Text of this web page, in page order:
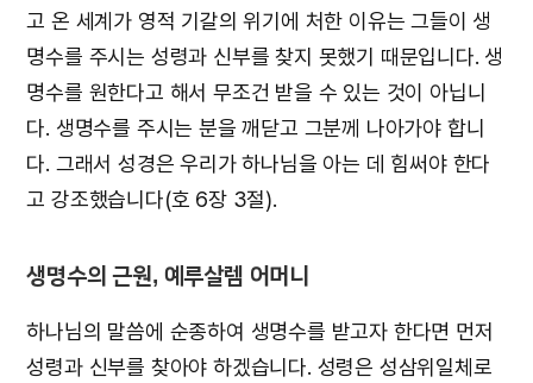
고 온 세계가 영적 기갈의 위기에 처한 이유는 그들이 생
명수를 주시는 성령과 신부를 찾지 못했기 때문입니다. 생
명수를 원한다고 해서 무조건 받을 수 있는 것이 아닙니
다. 생명수를 주시는 분을 깨닫고 그분께 나아가야 합니
다. 그래서 성경은 우리가 하나님을 아는 데 힘써야 한다
고 강조했습니다(호 6장 3절).
생명수의 근원, 예루살렘 어머니
하나님의 말씀에 순종하여 생명수를 받고자 한다면 먼저
성령과 신부를 찾아야 하겠습니다. 성령은 성삼위일체로